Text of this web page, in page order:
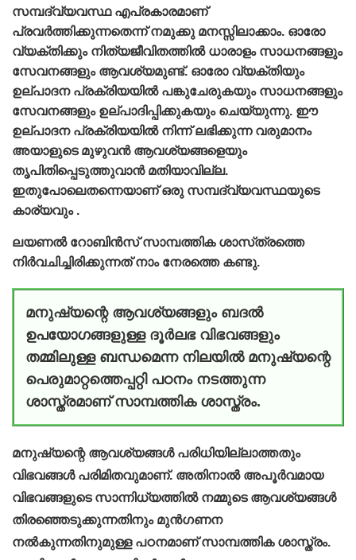
സമ്പദ്‌വ്യവസ്ഥ എപ്രകാരമാണ്‌
പ്രവര്‍ത്തിക്കുന്നതെന്ന്‌ നമുക്കു മനസ്സിലാക്കാം. ഓരോ
വ്യക്തിക്കും നിത്യജീവിതത്തില്‍ ധാരാളം സാധനങ്ങളും
സേവനങ്ങളും ആവശ്യമുണ്ട്‌. ഓരോ വ്യക്തിയും
ഉല്പാദന പ്രക്രിയയില്‍ പങ്കുചേരുകയും സാധനങ്ങളും
സേവനങ്ങളും ഉല്പാദിപ്പിക്കുകയും ചെയ്യുന്നു. ഈ
ഉല്പാദന പ്രക്രിയയില്‍ നിന്ന്‌ ലഭിക്കുന്ന വരുമാനം
അയാളുടെ മുഴുവന്‍ ആവശ്യങ്ങളെയും
തൃപിതിപ്പെടുത്തുവാന്‍ മതിയാവില്ല.
ഇതുപോലെതന്നെയാണ്‌ ഒരു സമ്പദ്‌വ്യവസ്ഥയുടെ
കാര്യവും .
ലയണല്‍ റോബിന്‍സ്‌ സാമ്പത്തിക ശാസ്‌ത്രത്തെ
നിര്‍വചിച്ചിരിക്കുന്നത്‌ നാം നേരത്തെ കണ്ടു.
മനുഷ്യന്റെ ആവശ്യങ്ങളും ബദല്‍
ഉപയോഗങ്ങളുള്ള ദൂര്‍ലഭ വിഭവങ്ങളും
തമ്മിലുള്ള ബന്ധമെന്ന നിലയില്‍ മനുഷ്യന്റെ
പെരുമാറ്റത്തെപ്പറ്റി പഠനം നടത്തുന്ന
ശാസ്ത്രമാണ്‌ സാമ്പത്തിക ശാസ്ത്രം.
മനുഷ്യന്റെ ആവശ്യങ്ങൾ പരിധിയില്ലാത്തതും
വിഭവങ്ങൾ പരിമിതവുമാണ്. അതിനാൽ അപൂർവമായ
വിഭവങ്ങളുടെ സാന്നിധ്യത്തിൽ നമ്മുടെ ആവശ്യങ്ങൾ
തിരഞ്ഞെടുക്കുന്നതിനും മുൻഗണന
നൽകുന്നതിനുമുള്ള പഠനമാണ് സാമ്പത്തിക ശാസ്ത്രം.